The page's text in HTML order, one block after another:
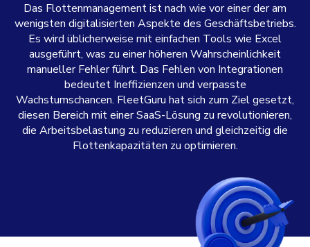
Das Flottenmanagement ist nach wie vor einer der am
wenigsten digitalisierten Aspekte des Geschäftsbetriebs.
Es wird üblicherweise mit einfachen Tools wie Excel
ausgeführt, was zu einer höheren Wahrscheinlichkeit
manueller Fehler führt. Das Fehlen von Integrationen
bedeutet Ineffizienzen und verpasste
Wachstumschancen. FleetGuru hat sich zum Ziel gesetzt,
diesen Bereich mit einer SaaS-Lösung zu revolutionieren,
die Arbeitsbelastung zu reduzieren und gleichzeitig die
Flottenkapazitäten zu optimieren.